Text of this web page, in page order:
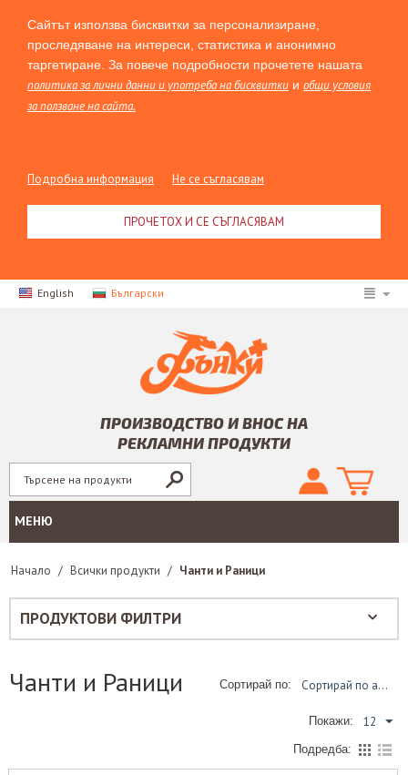
Сайтът използва бисквитки за персонализиране,
проследяване на интереси, статистика и анонимно
таргетиране. За повече подробности прочетете нашата
политика за лични данни и употреба на бисквитки и общи условия
за ползване на сайта.
Подробна информация Не се съгласявам
ПРОЧЕТОХ И СЕ СЪГЛАСЯВАМ
English Български
ПРОИЗВОДСТВО И ВНОС НА
РЕКЛАМНИ ПРОДУКТИ
МЕНЮ
Начало / Всички продукти / Чанти и Раници
ПРОДУКТОВИ ФИЛТРИ
Чанти и Раници Сортирай по: Сортирай по азбучен ред: От А до Я
Покажи: 12
Подредба: